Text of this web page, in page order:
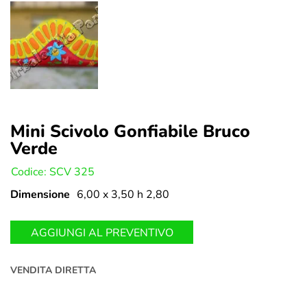
Mini Scivolo Gonfiabile Bruco
Verde
Codice: SCV 325
Dimensione 6,00 x 3,50 h 2,80
AGGIUNGI AL PREVENTIVO
VENDITA DIRETTA